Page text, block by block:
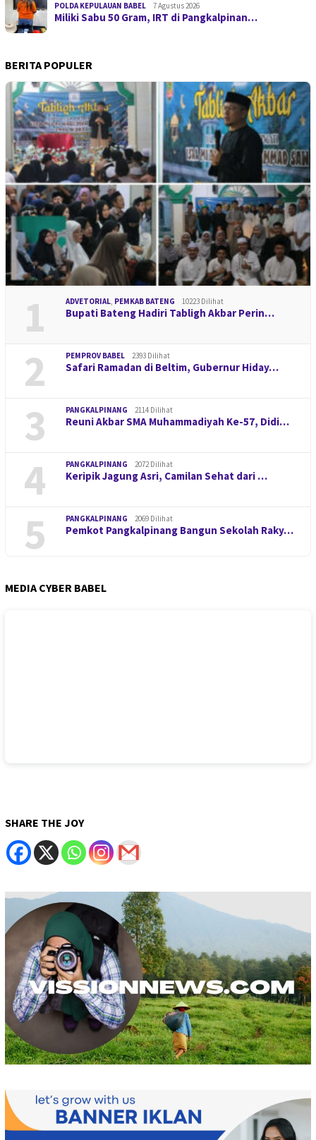
POLDA KEPULAUAN BABEL 7 Agustus 2026
Miliki Sabu 50 Gram, IRT di Pangkalpinan…
BERITA POPULER
1 ADVETORIAL, PEMKAB BATENG 10223 Dilihat
Bupati Bateng Hadiri Tabligh Akbar Perin…
2 PEMPROV BABEL 2393 Dilihat
Safari Ramadan di Beltim, Gubernur Hiday…
3 PANGKALPINANG 2114 Dilihat
Reuni Akbar SMA Muhammadiyah Ke-57, Didi…
4 PANGKALPINANG 2072 Dilihat
Keripik Jagung Asri, Camilan Sehat dari …
5 PANGKALPINANG 2069 Dilihat
Pemkot Pangkalpinang Bangun Sekolah Raky…
MEDIA CYBER BABEL
SHARE THE JOY